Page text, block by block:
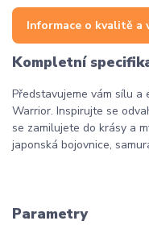
Informace o kvalitě a
Kompletní
Představujeme vám sílu a
Warrior. Inspirujte se
se zamilujete do krásy a
japonská bojovnice,
Parametry